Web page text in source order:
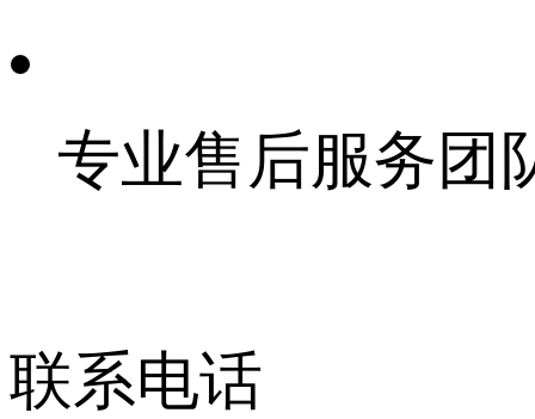
专业售后服务团
联系电话